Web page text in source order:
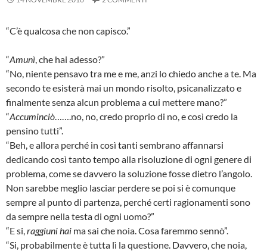
“C’è qualcosa che non capisco.”
“Amunì, che hai adesso?”
“No, niente pensavo tra me e me, anzi lo chiedo anche a te. Ma
secondo te esisterà mai un mondo risolto, psicanalizzato e
finalmente senza alcun problema a cui mettere mano?”
“Accuminciò…….no, no, credo proprio di no, e così credo la
pensino tutti”.
“Beh, e allora perché in così tanti sembrano affannarsi
dedicando così tanto tempo alla risoluzione di ogni genere di
problema, come se davvero la soluzione fosse dietro l’angolo.
Non sarebbe meglio lasciar perdere se poi si è comunque
sempre al punto di partenza, perché certi ragionamenti sono
da sempre nella testa di ogni uomo?”
“E si,raggiuni hai ma sai che noia. Cosa faremmo sennò”.
“Si, probabilmente è tutta lì la questione. Davvero, che noia,